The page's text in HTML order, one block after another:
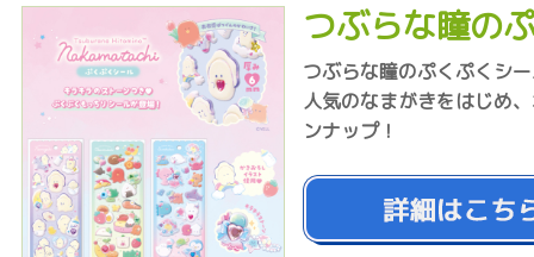
つぶらな瞳の
つぶらな瞳のぷくぷくシ
人気のなまがきをはじめ
ンナップ！